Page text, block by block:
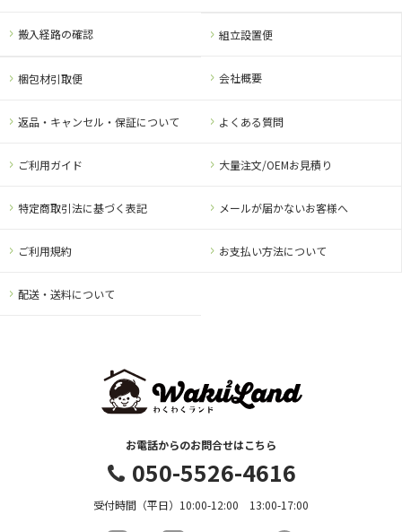
お電話からのお問合せはこちら
050-5526-4616
受付時間（平日）10:00-12:00 13:00-17:00
組立設置便
ご利用ガイド
ご利用規約
会社概要
大量注文/OEMお見積り
お支払い方法について
よくある質問
特定商取引法に基づく表記
配送・送料について
梱包材引取便
メールが届かないお客様へ
返品・キャンセル・保証について
搬入経路の確認